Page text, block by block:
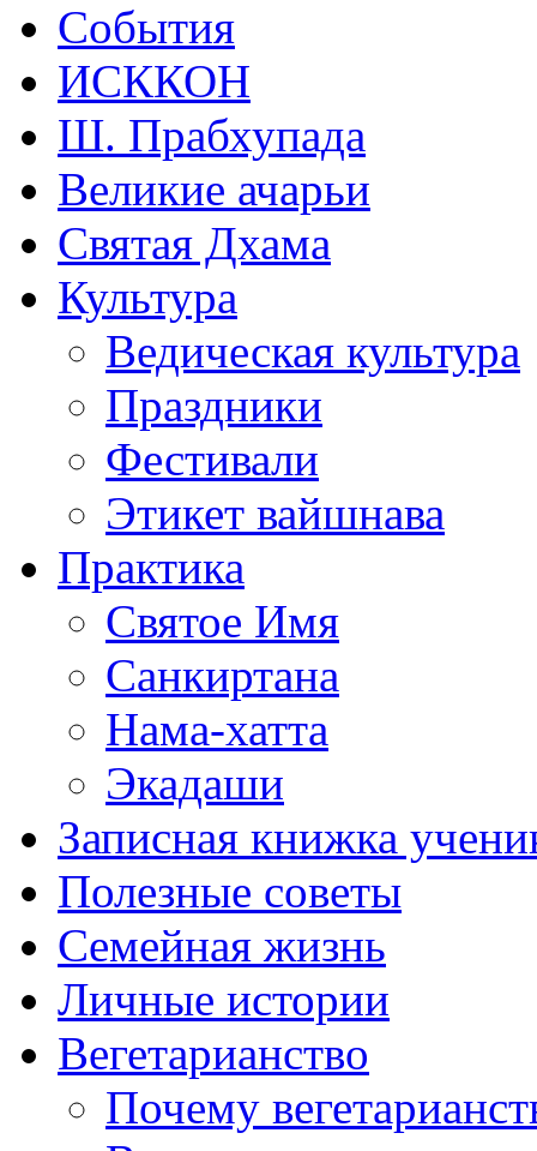
События
ИСККОН
Ш. Прабхупада
Великие ачарьи
Святая Дхама
Культура
Ведическая культура
Праздники
Фестивали
Этикет вайшнава
Практика
Святое Имя
Санкиртана
Нама-хатта
Экадаши
Записная книжка
Полезные советы
Семейная жизнь
Личные истории
Вегетарианство
Почему